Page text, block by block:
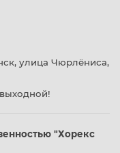
улица Чюрлёниса,
"Хорекс